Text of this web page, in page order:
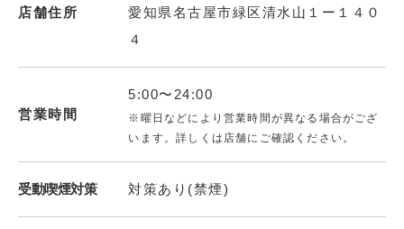
店舗住所
愛知県名古屋市緑区清水山１ー１４０
４
営業時間
5:00〜24:00
※曜日などにより営業時間が異なる場合がござ
います。詳しくは店舗にご確認ください。
受動喫煙対策 対策あり(禁煙)